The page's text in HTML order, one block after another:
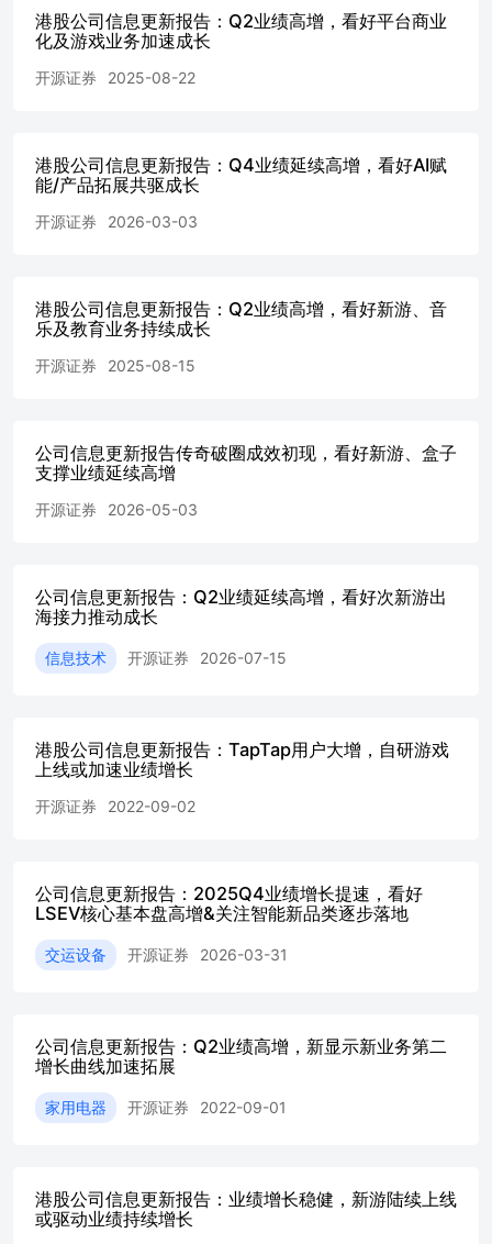
续—港股公司信息更新报告》-2026.3.13 《Q4业绩延续高
增，看好AI赋能/产品拓展共驱成长—港股公司信息更新报
告》-2026.3.3 《Q3经调整利润高增，看好AI赋能深化驱动
成长—港股公司信息更新报告》-2025.11.26 风险提示：广
（试行）》已于2017年7月1日起正式实施。根据上述规定，
开源证券评定此研报的风险等级为R4（中高风险），因此
通过公共平台推送的研报其适用的投资者类别仅限定为境内
息。因此受限于访问权限的设置，若给您造成不便，烦请见
谅！感谢您给予的理解与配合。 分析师承诺 本研究报告的
署名人员具有中国证券业协会授予的证券投资咨询执业资格
或相当的专业胜任能力，以勤勉的职业态度，独立、客观地
假设可能导致分析结果出现重大不同。本报告采用的各种估
值方法及模型均有其局限性，估值结果不保证所涉及证券能
分不曾与，不与，也将不会与本报告中具体的推荐意见或观
果出现重大不同。本报告采用的各种估值方法及模型均有其
局限性，估值结果不保证所涉及证券能够在该价格交易。
法律声明 开源证券股份有限公司是经中国证监会批准设立
的证券经营机构，已具备证券投资咨询业务资格。 本报告
仅供开源证券股份有限公司（以下简称“本公司”）的客户使
券客户才能参考或使用。 本报告是基于本公司认为可靠的
已公开信息，但本公司不保证该等信息的准确性或完整性。
之用，并非作为或被视为出售或购买证券或其他金融工具的
资标的的价格、价值及投资收入可能会波动，过往的业绩表
现不应作为其日后表现的预示。在不同时期，本公司可发出
虑到本公司可能存在可能影响本报告客观性的利益冲突，不
财务状况或需要。本公司建议客户应考虑本报告的任何意见
或建议是否符合其特定状况，以及（若有必要）咨询独立投
资顾问。在任何情况下，本报告中的信息或所表述的意见并
不构成对任何人的投资建议。在任何情况下，本公司不对任
问。投资者应自主作出投资决策并自行承担投资风险，任何
形式的分享证券投资收益或者分担证券投资损失的书面或口
港股公司信息更新报告：Q2业绩高增，看好平台商业
化及游戏业务加速成长
开源证券 2025-08-22
港股公司信息更新报告：Q4业绩延续高增，看好AI赋
能/产品拓展共驱成长
开源证券 2026-03-03
港股公司信息更新报告：Q2业绩高增，看好新游、音
乐及教育业务持续成长
开源证券 2025-08-15
公司信息更新报告传奇破圈成效初现，看好新游、盒子
支撑业绩延续高增
开源证券 2026-05-03
公司信息更新报告：Q2业绩延续高增，看好次新游出
海接力推动成长
信息技术 开源证券 2026-07-15
港股公司信息更新报告：TapTap用户大增，自研游戏
上线或加速业绩增长
开源证券 2022-09-02
公司信息更新报告：2025Q4业绩增长提速，看好
LSEV核心基本盘高增&关注智能新品类逐步落地
交运设备 开源证券 2026-03-31
公司信息更新报告：Q2业绩高增，新显示新业务第二
增长曲线加速拓展
家用电器 开源证券 2022-09-01
港股公司信息更新报告：业绩增长稳健，新游陆续上线
或驱动业绩持续增长